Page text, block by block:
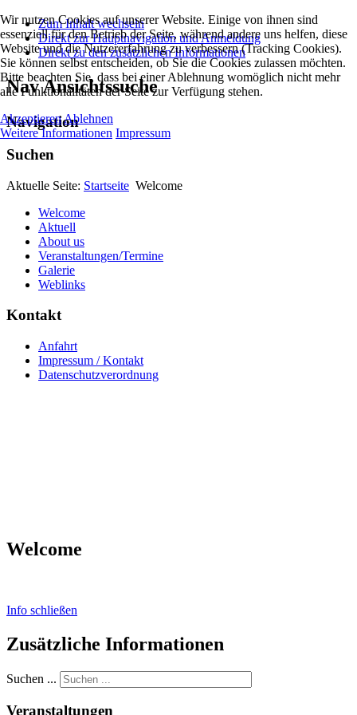
Zum Inhalt wechseln
Direkt zur Hauptnavigation und Anmeldung
Direkt zu den zusätzlichen Informationen
Nav Ansichtssuche
Navigation
Suchen
Aktuelle Seite: Startseite Welcome
Welcome
Aktuell
About us
Veranstaltungen/Termine
Galerie
Weblinks
Kontakt
Anfahrt
Impressum / Kontakt
Datenschutzverordnung
Welcome
Info schließen
Zusätzliche Informationen
Suchen ...
Veranstaltungen
Wir nutzen Cookies auf unserer Website. Einige von ihnen sind
essenziell für den Betrieb der Seite, während andere uns helfen, diese
Website und die Nutzererfahrung zu verbessern (Tracking Cookies).
Sie können selbst entscheiden, ob Sie die Cookies zulassen möchten.
Bitte beachten Sie, dass bei einer Ablehnung womöglich nicht mehr
alle Funktionalitäten der Seite zur Verfügung stehen.
AkzeptierenAblehnen
Weitere Informationen Impressum